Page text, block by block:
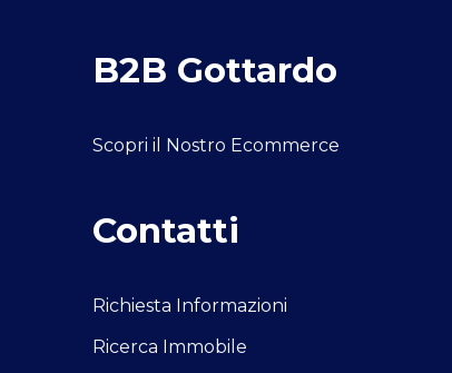
B2B Gottardo
Scopri il Nostro Ecommerce
Contatti
Richiesta Informazioni
Ricerca Immobile